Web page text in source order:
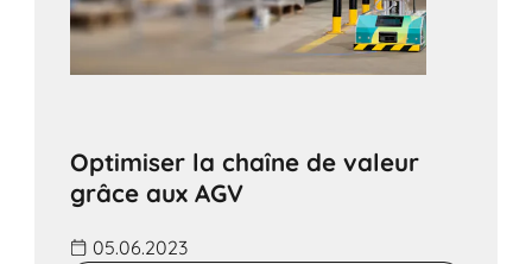
Optimiser la chaîne de valeur
grâce aux AGV
05.06.2023